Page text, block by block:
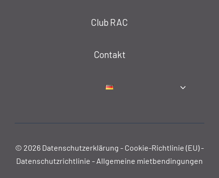
Club RAC
Contakt
© 2026 Datenschutzerklärung - Cookie-Richtlinie (EU)-
Datenschutzrichtlinie - Allgemeine mietbendingungen